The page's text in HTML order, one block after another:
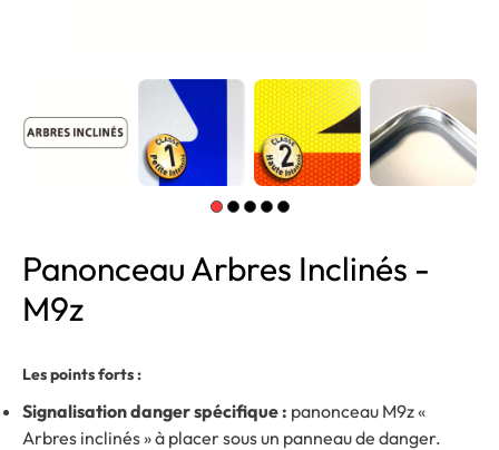
Panonceau Arbres Inclinés -
M9z
Les points forts :
Signalisation danger spécifique : panonceau M9z «
Arbres inclinés » à placer sous un panneau de danger.